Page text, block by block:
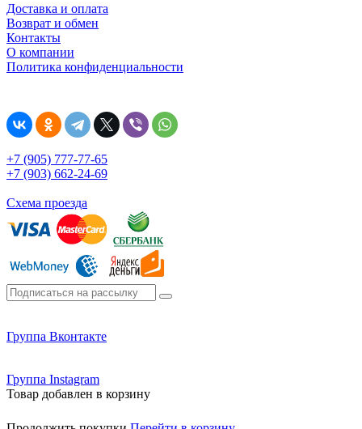
Доставка и оплата
Возврат и обмен
Контакты
О компании
Политика конфиденциальности
+7 (905) 777-77-65
+7 (903) 662-24-69
Схема проезда
Группа Вконтакте
Группа Instagram
Товар добавлен в корзину